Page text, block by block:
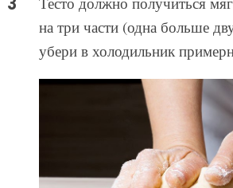
на три части (одна больше
убери в холодильник